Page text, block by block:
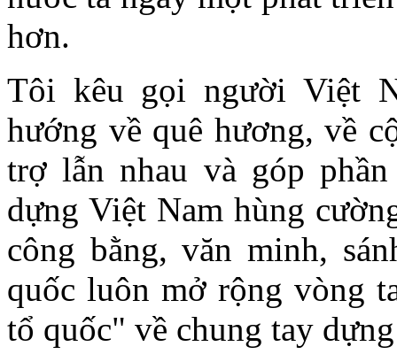
hơn.
Tôi kêu gọi người Việt
hướng về quê hương, về
trợ lẫn nhau và góp
dựng Việt Nam hùng
công bằng, văn minh,
quốc luôn mở rộng vòng
tổ quốc" về chung tay